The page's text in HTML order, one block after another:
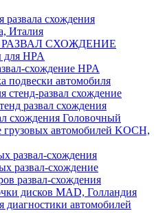
развала схождения
Италия
РАЗВАЛ СХОЖДЕНИЕ
для HPA
схождение HPA
подвески автомобиля
стенд-развал схождение
развал схождения
схождения Головочный
грузовых автомобилей KOCH,
развал-схождения
развал-схождение
развал-схождения
дисков MAD, Голландия
диагностики автомобилей